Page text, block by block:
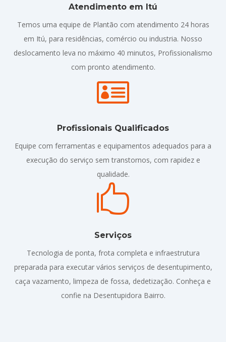
Atendimento em Itú
Temos uma equipe de Plantão com atendimento 24 horas
em Itú, para residências, comércio ou industria. Nosso
deslocamento leva no máximo 40 minutos, Profissionalismo
com pronto atendimento.

Profissionais Qualificados
Equipe com ferramentas e equipamentos adequados para a
execução do serviço sem transtornos, com rapidez e
qualidade.

Serviços
Tecnologia de ponta, frota completa e infraestrutura
preparada para executar vários serviços de desentupimento,
caça vazamento, limpeza de fossa, dedetização. Conheça e
confie na Desentupidora Bairro.